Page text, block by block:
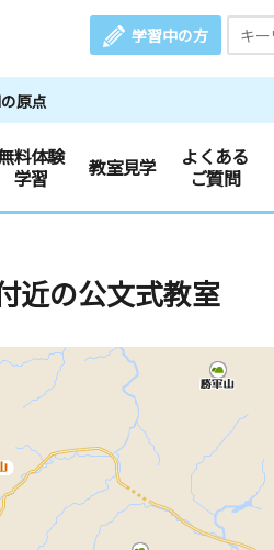
学習中の方
原点
料体験
学習
教室見学
よくある
ご質問
近の公文式教室